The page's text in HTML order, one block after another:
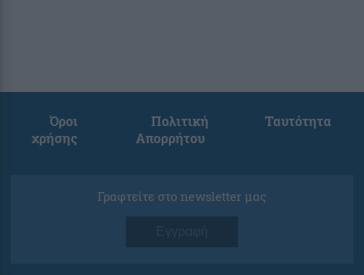
Όροι
χρήσης
Πολιτική
Απορρήτου
Ταυτότητα
Γραφτείτε στο newsletter μας
Εγγραφή